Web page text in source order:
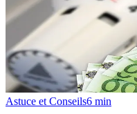
Astuce et Conseils6 min